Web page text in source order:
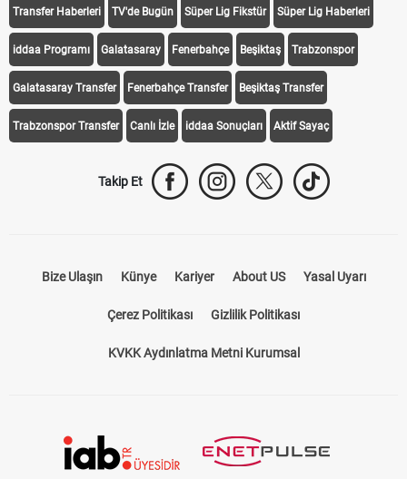
Transfer Haberleri TV'de Bugün Süper Lig Fikstür Süper Lig Haberleri
iddaa Programı Galatasaray Fenerbahçe Beşiktaş Trabzonspor
Galatasaray Transfer Fenerbahçe Transfer Beşiktaş Transfer
Trabzonspor Transfer Canlı İzle iddaa Sonuçları Aktif Sayaç
Takip Et
Bize Ulaşın Künye Kariyer About US Yasal Uyarı
Çerez Politikası Gizlilik Politikası
KVKK Aydınlatma Metni Kurumsal